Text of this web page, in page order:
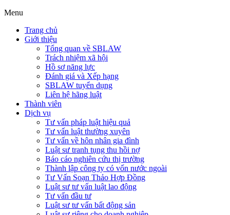
Menu
Trang chủ
Giới thiệu
Tổng quan về SBLAW
Trách nhiệm xã hội
Hồ sơ năng lực
Đánh giá và Xếp hạng
SBLAW tuyển dụng
Liên hệ hãng luật
Thành viên
Dịch vụ
Tư vấn pháp luật hiệu quả
Tư vấn luật thường xuyên
Tư vấn về hôn nhân gia đình
Luật sư tranh tụng thu hồi nợ
Báo cáo nghiên cứu thị trường
Thành lập công ty có vốn nước ngoài
Tư Vấn Soạn Thảo Hợp Đồng
Luật sư tư vấn luật lao động
Tư vấn đầu tư
Luật sư tư vấn bất động sản